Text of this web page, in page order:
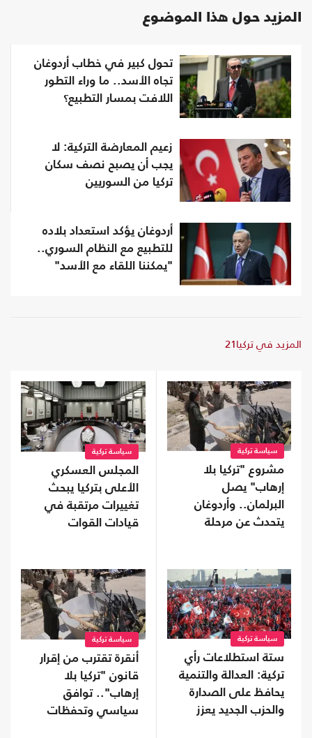
المزيد حول هذا الموضوع
تحول كبير في خطاب أردوغان
تجاه الأسد.. ما وراء التطور
اللافت بمسار التطبيع؟
زعيم المعارضة التركية: لا
يجب أن يصبح نصف سكان
تركيا من السوريين
أردوغان يؤكد استعداد بلاده
للتطبيع مع النظام السوري..
"يمكننا اللقاء مع الأسد"
المزيد في تركيا21
سياسة تركية
مشروع "تركيا بلا
إرهاب" يصل
البرلمان.. وأردوغان
يتحدث عن مرحلة
سياسة تركية
المجلس العسكري
الأعلى بتركيا يبحث
تغييرات مرتقبة في
قيادات القوات
سياسة تركية
ستة استطلاعات رأي
تركية: العدالة والتنمية
يحافظ على الصدارة
والحزب الجديد يعزز
سياسة تركية
أنقرة تقترب من إقرار
قانون "تركيا بلا
إرهاب".. توافق
سياسي وتحفظات